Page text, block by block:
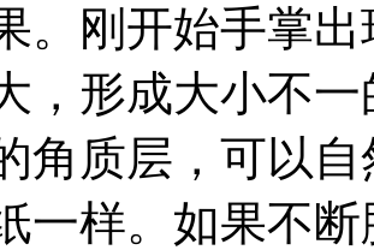
。刚开始手掌
，形成大小不
角质层，可以
一样。如果不